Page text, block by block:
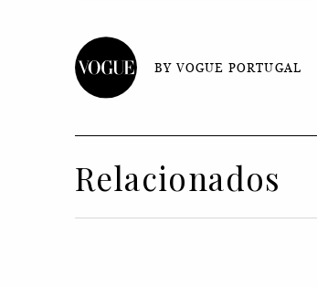
BY VOGUE PORTUGAL
Relacionados